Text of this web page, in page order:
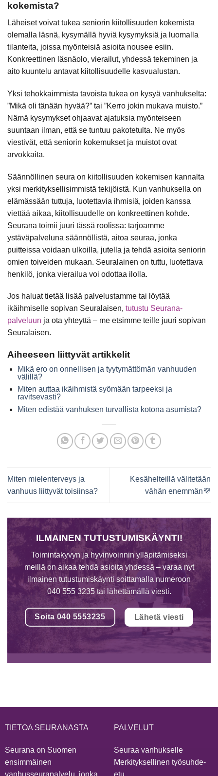
kokemista?
Läheiset voivat tukea seniorin kiitollisuuden kokemista
olemalla läsnä, kysymällä hyviä kysymyksiä ja luomalla
tilanteita, joissa myönteisiä asioita nousee esiin.
Konkreettinen läsnäolo, vierailut, yhdessä tekeminen ja
aito kuuntelu antavat kiitollisuudelle kasvualustan.
Yksi tehokkaimmista tavoista tukea on kysyä vanhukselta:
”Mikä oli tänään hyvää?” tai ”Kerro jokin mukava muisto.”
Nämä kysymykset ohjaavat ajatuksia myönteiseen
suuntaan ilman, että se tuntuu pakotetulta. Ne myös
viestivät, että seniorin kokemukset ja muistot ovat
arvokkaita.
Säännöllinen seura on kiitollisuuden kokemisen kannalta
yksi merkityksellisimmistä tekijöistä. Kun vanhuksella on
elämässään tuttuja, luotettavia ihmisiä, joiden kanssa
viettää aikaa, kiitollisuudelle on konkreettinen kohde.
Seurana toimii juuri tässä roolissa: tarjoamme
ystäväpalveluna säännöllistä, aitoa seuraa, jonka
puitteissa voidaan ulkoilla, jutella ja tehdä asioita seniorin
omien toiveiden mukaan. Seuralainen on tuttu, luotettava
henkilö, jonka vierailua voi odottaa ilolla.
Jos haluat tietää lisää palvelustamme tai löytää
ikäihmiselle sopivan Seuralaisen, tutustu Seurana-
palveluun ja ota yhteyttä – me etsimme teille juuri sopivan
Seuralaisen.
Aiheeseen liittyvät artikkelit
Mikä ero on onnellisen ja tyytymättömän vanhuuden
välillä?
Miten auttaa ikäihmistä syömään tarpeeksi ja
ravitsevasti?
Miten edistää vanhuksen turvallista kotona asumista?
Miten mielenterveys ja
vanhuus liittyvät toisiinsa?
Kesähelteillä välitetään
vähän enemmän💜
ILMAINEN TUTUSTUMISKÄYNTI!
Toimintakyvyn ja hyvinvoinnin ylläpitämiseksi
meillä on aikaa tehdä asioita yhdessä – varaa nyt
ilmainen tutustumiskäynti soittamalla numeroon
040 555 3235 tai lähettämällä viesti.
Soita 040 5553235 Lähetä viesti
TIETOA SEURANASTA
Seurana on Suomen
ensimmäinen
vanhusseurapalvelu, jonka
PALVELUT
Seuraa vanhukselle
Merkityksellinen työsuhde-
etu